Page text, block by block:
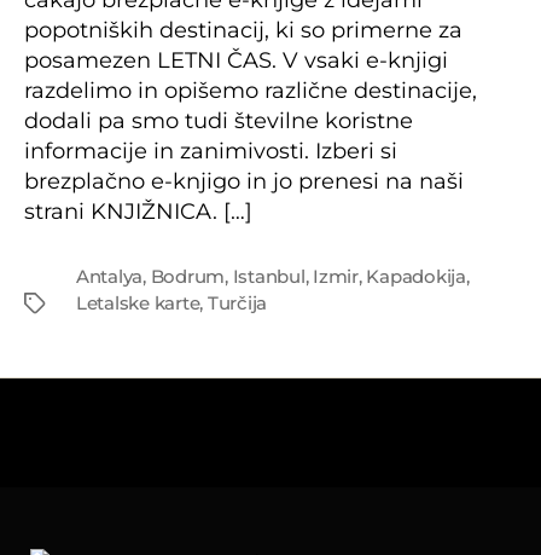
popotniških destinacij, ki so primerne za
posamezen LETNI ČAS. V vsaki e-knjigi
razdelimo in opišemo različne destinacije,
dodali pa smo tudi številne koristne
informacije in zanimivosti. Izberi si
brezplačno e-knjigo in jo prenesi na naši
strani KNJIŽNICA. […]
Antalya, Bodrum, Istanbul, Izmir, Kapadokija,
Letalske karte, Turčija